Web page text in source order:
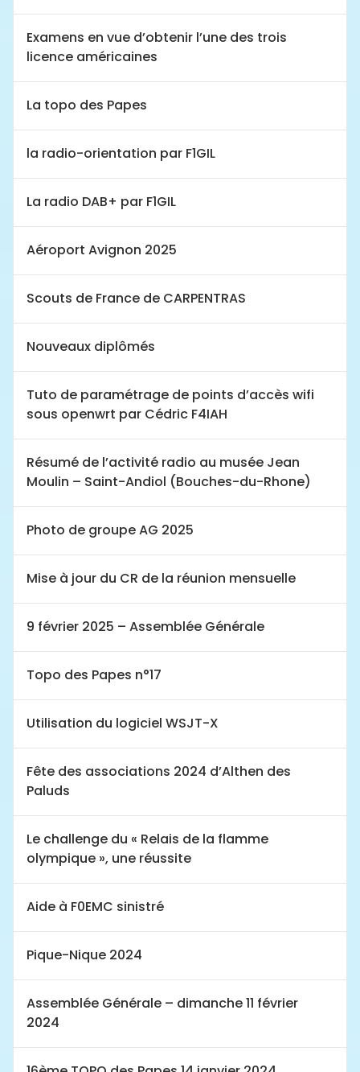
Examens en vue d’obtenir l’une des trois
licence américaines
La topo des Papes
la radio-orientation par F1GIL
La radio DAB+ par F1GIL
Aéroport Avignon 2025
Scouts de France de CARPENTRAS
Nouveaux diplômés
Tuto de paramétrage de points d’accès wifi
sous openwrt par Cédric F4IAH
Résumé de l’activité radio au musée Jean
Moulin – Saint-Andiol (Bouches-du-Rhone)
Photo de groupe AG 2025
Mise à jour du CR de la réunion mensuelle
9 février 2025 – Assemblée Générale
Topo des Papes n°17
Utilisation du logiciel WSJT-X
Fête des associations 2024 d’Althen des
Paluds
Le challenge du « Relais de la flamme
olympique », une réussite
Aide à F0EMC sinistré
Pique-Nique 2024
Assemblée Générale – dimanche 11 février
2024